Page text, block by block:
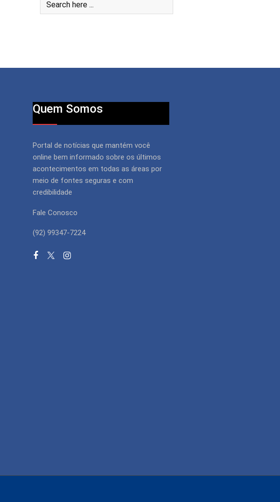
Quem Somos
Portal de notícias que mantém você
online bem informado sobre os últimos
acontecimentos em todas as áreas por
meio de fontes seguras e com
credibilidade
Fale Conosco
(92) 99347-7224